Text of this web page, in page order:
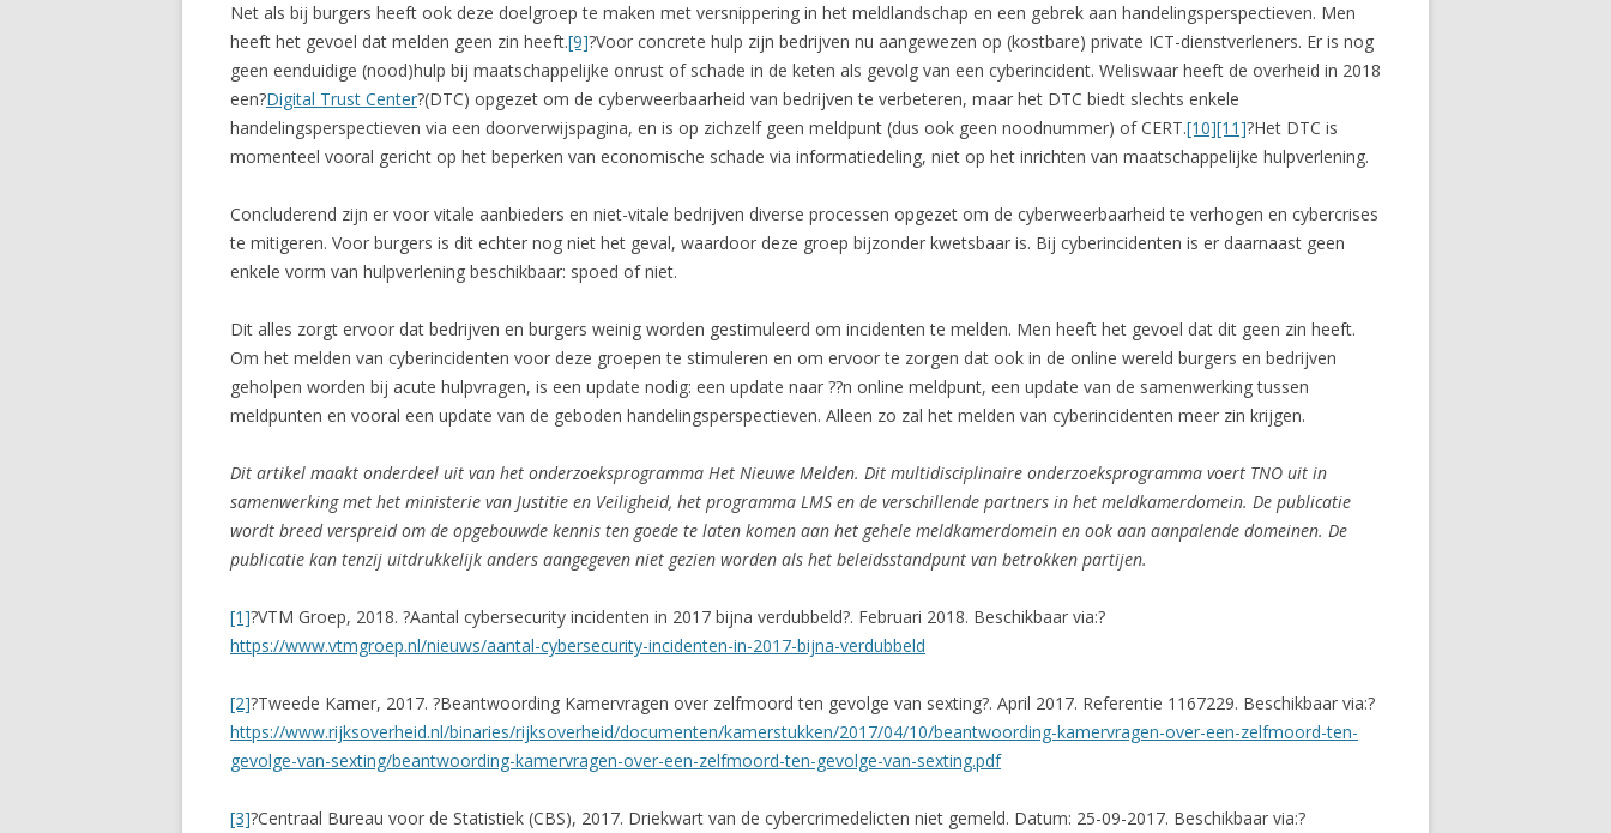
Net als bij burgers heeft ook deze doelgroep te maken met versnippering in het meldlandschap en een gebrek aan handelingsperspectieven. Men
heeft het gevoel dat melden geen zin heeft.[9]?Voor concrete hulp zijn bedrijven nu aangewezen op (kostbare) private ICT-dienstverleners. Er is nog
geen eenduidige (nood)hulp bij maatschappelijke onrust of schade in de keten als gevolg van een cyberincident. Weliswaar heeft de overheid in 2018
een?Digital Trust Center?(DTC) opgezet om de cyberweerbaarheid van bedrijven te verbeteren, maar het DTC biedt slechts enkele
handelingsperspectieven via een doorverwijspagina, en is op zichzelf geen meldpunt (dus ook geen noodnummer) of CERT.[10][11]?Het DTC is
momenteel vooral gericht op het beperken van economische schade via informatiedeling, niet op het inrichten van maatschappelijke hulpverlening.
Concluderend zijn er voor vitale aanbieders en niet-vitale bedrijven diverse processen opgezet om de cyberweerbaarheid te verhogen en cybercrises
te mitigeren. Voor burgers is dit echter nog niet het geval, waardoor deze groep bijzonder kwetsbaar is. Bij cyberincidenten is er daarnaast geen
enkele vorm van hulpverlening beschikbaar: spoed of niet.
Dit alles zorgt ervoor dat bedrijven en burgers weinig worden gestimuleerd om incidenten te melden. Men heeft het gevoel dat dit geen zin heeft.
Om het melden van cyberincidenten voor deze groepen te stimuleren en om ervoor te zorgen dat ook in de online wereld burgers en bedrijven
geholpen worden bij acute hulpvragen, is een update nodig: een update naar ??n online meldpunt, een update van de samenwerking tussen
meldpunten en vooral een update van de geboden handelingsperspectieven. Alleen zo zal het melden van cyberincidenten meer zin krijgen.
Dit artikel maakt onderdeel uit van het onderzoeksprogramma Het Nieuwe Melden. Dit multidisciplinaire onderzoeksprogramma voert TNO uit in
samenwerking met het ministerie van Justitie en Veiligheid, het programma LMS en de verschillende partners in het meldkamerdomein. De publicatie
wordt breed verspreid om de opgebouwde kennis ten goede te laten komen aan het gehele meldkamerdomein en ook aan aanpalende domeinen. De
publicatie kan tenzij uitdrukkelijk anders aangegeven niet gezien worden als het beleidsstandpunt van betrokken partijen.
[1]?VTM Groep, 2018. ?Aantal cybersecurity incidenten in 2017 bijna verdubbeld?. Februari 2018. Beschikbaar via:?
https://www.vtmgroep.nl/nieuws/aantal-cybersecurity-incidenten-in-2017-bijna-verdubbeld
[2]?Tweede Kamer, 2017. ?Beantwoording Kamervragen over zelfmoord ten gevolge van sexting?. April 2017. Referentie 1167229. Beschikbaar via:?
https://www.rijksoverheid.nl/binaries/rijksoverheid/documenten/kamerstukken/2017/04/10/beantwoording-kamervragen-over-een-zelfmoord-ten-
gevolge-van-sexting/beantwoording-kamervragen-over-een-zelfmoord-ten-gevolge-van-sexting.pdf
[3]?Centraal Bureau voor de Statistiek (CBS), 2017. Driekwart van de cybercrimedelicten niet gemeld. Datum: 25-09-2017. Beschikbaar via:?